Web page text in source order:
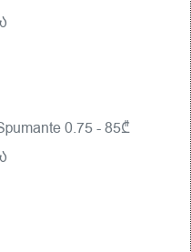
0.75 - 85₾